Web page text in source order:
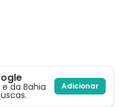
da Bahia Adicionar